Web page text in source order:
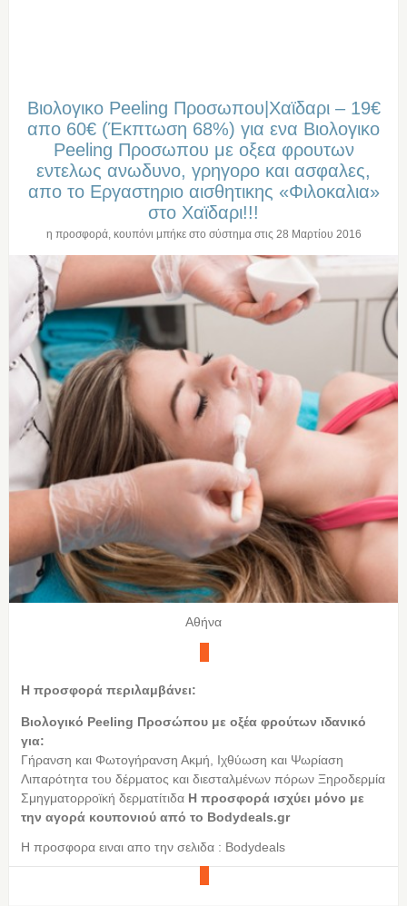
Βιολογικο Peeling Προσωπου|Χαϊδαρι – 19€
απο 60€ (Έκπτωση 68%) για ενα Βιολογικο
Peeling Προσωπου με οξεα φρουτων
εντελως ανωδυνο, γρηγορο και ασφαλες,
απο το Εργαστηριο αισθητικης «Φιλοκαλια»
στo Χαϊδαρι!!!
η προσφορά, κουπόνι μπήκε στο σύστημα στις 28 Μαρτίου 2016
Αθήνα
Η προσφορά περιλαμβάνει:
Βιολογικό Peeling Προσώπου με οξέα φρούτων ιδανικό
για:
Γήρανση και Φωτογήρανση Ακμή, Iχθύωση και Ψωρίαση
Λιπαρότητα του δέρματος και διεσταλμένων πόρων Ξηροδερμία
Σμηγματορροϊκή δερματίτιδα Η προσφορά ισχύει μόνο με
την αγορά κουπονιού από τo Bodydeals.gr
Η προσφορα ειναι απο την σελιδα : Bodydeals